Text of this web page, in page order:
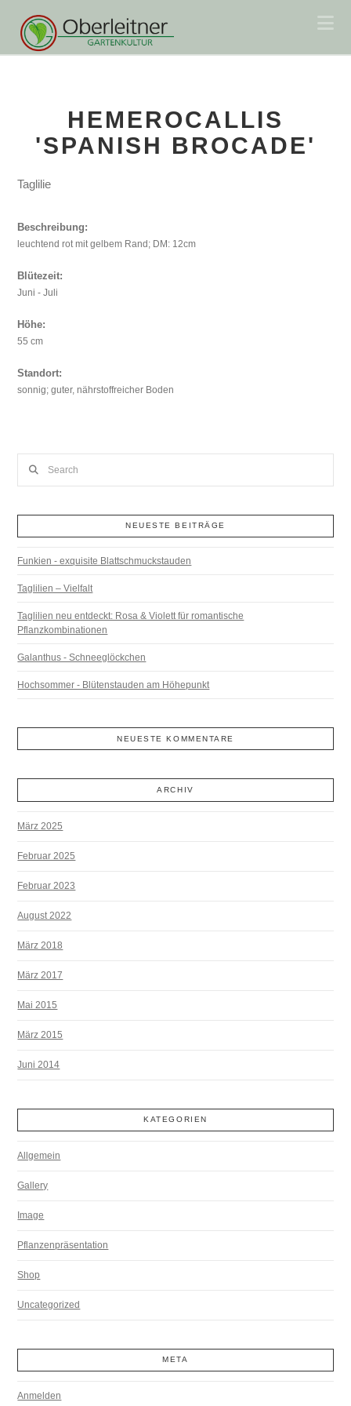
HEMEROCALLIS
'SPANISH BROCADE'
Taglilie
Beschreibung:
leuchtend rot mit gelbem Rand; DM: 12cm
Blütezeit:
Juni - Juli
Höhe:
55 cm
Standort:
sonnig; guter, nährstoffreicher Boden
NEUESTE BEITRÄGE
Funkien - exquisite Blattschmuckstauden
Taglilien – Vielfalt
Taglilien neu entdeckt: Rosa & Violett für romantische
Pflanzkombinationen
Galanthus - Schneeglöckchen
Hochsommer - Blütenstauden am Höhepunkt
NEUESTE KOMMENTARE
ARCHIV
März 2025
Februar 2025
Februar 2023
August 2022
März 2018
März 2017
Mai 2015
März 2015
Juni 2014
KATEGORIEN
Allgemein
Gallery
Image
Pflanzenpräsentation
Shop
Uncategorized
META
Anmelden